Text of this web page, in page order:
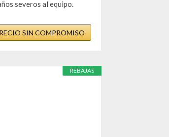
severos al equipo.
SIN COMPROMISO
REBAJAS